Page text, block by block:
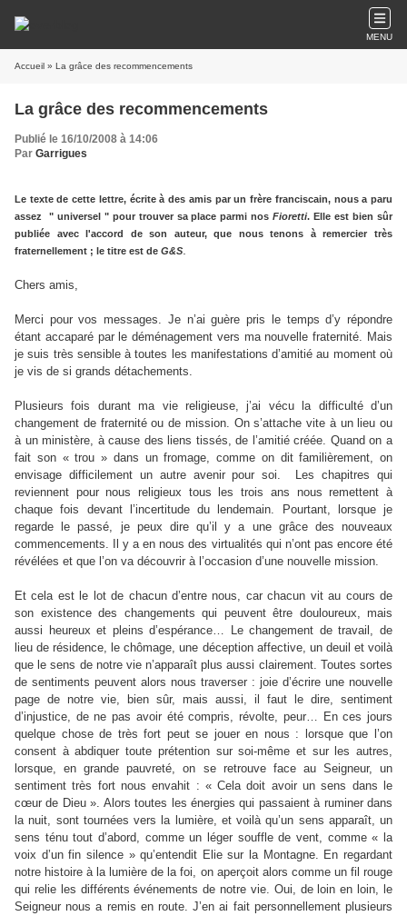
MENU
Accueil » La grâce des recommencements
La grâce des recommencements
Publié le 16/10/2008 à 14:06
Par Garrigues
Le texte de cette lettre, écrite à des amis par un frère franciscain, nous a paru
assez " universel " pour trouver sa place parmi nosFioretti. Elle est bien sûr
publiée avec l'accord de son auteur, que nous tenons à remercier très
fraternellement ; le titre est de G&S
Chers amis,
Merci pour vos messages. Je n’ai guère pris le temps d’y répondre
étant accaparé par le déménagement vers ma nouvelle fraternité. Mais
je suis très sensible à toutes les manifestations d’amitié au moment où
je vis de si grands détachements.
Plusieurs fois durant ma vie religieuse, j’ai vécu la difficulté d’un
changement de fraternité ou de mission. On s’attache vite à un lieu ou
à un ministère, à cause des liens tissés, de l’amitié créée. Quand on a
fait son « trou » dans un fromage, comme on dit familièrement, on
envisage difficilement un autre avenir pour soi. Les chapitres qui
reviennent pour nous religieux tous les trois ans nous remettent à
chaque fois devant l’incertitude du lendemain. Pourtant, lorsque je
regarde le passé, je peux dire qu’il y a une grâce des nouveaux
commencements. Il y a en nous des virtualités qui n’ont pas encore été
révélées et que l’on va découvrir à l’occasion d’une nouvelle mission.
Et cela est le lot de chacun d’entre nous, car chacun vit au cours de
son existence des changements qui peuvent être douloureux, mais
aussi heureux et pleins d’espérance… Le changement de travail, de
lieu de résidence, le chômage, une déception affective, un deuil et voilà
que le sens de notre vie n’apparaît plus aussi clairement. Toutes sortes
de sentiments peuvent alors nous traverser : joie d’écrire une nouvelle
page de notre vie, bien sûr, mais aussi, il faut le dire, sentiment
d’injustice, de ne pas avoir été compris, révolte, peur… En ces jours
quelque chose de très fort peut se jouer en nous : lorsque que l’on
consent à abdiquer toute prétention sur soi-même et sur les autres,
lorsque, en grande pauvreté, on se retrouve face au Seigneur, un
sentiment très fort nous envahit : « Cela doit avoir un sens dans le
cœur de Dieu ». Alors toutes les énergies qui passaient à ruminer dans
la nuit, sont tournées vers la lumière, et voilà qu’un sens apparaît, un
sens ténu tout d’abord, comme un léger souffle de vent, comme « la
voix d’un fin silence » qu’entendit Elie sur la Montagne. En regardant
notre histoire à la lumière de la foi, on aperçoit alors comme un fil rouge
qui relie les différents événements de notre vie. Oui, de loin en loin, le
Seigneur nous a remis en route. J’en ai fait personnellement plusieurs